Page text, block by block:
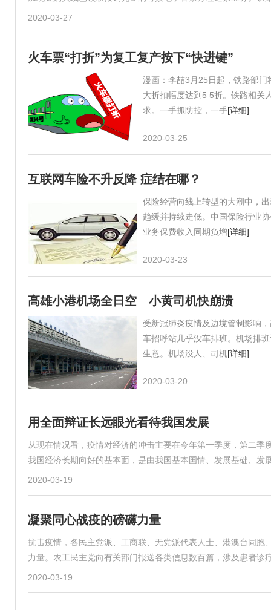
2020-03-27
火车票“打折”为复工复产按下“快进键”
漫画：李喆3月25日起，铁路部
大折扣幅度达到5 5折。铁路相关
求。一手抓防控，一手[详细]
2020-03-25
互联网车险不升反降 症结在哪？
保险经营向线上转型的大潮中，
趋缓并持续走低。中国保险行业
业务保费收入同期负增[详细]
2020-03-23
高雄小港机场全日空 小黄司机快崩溃
受新冠肺炎疫情及边境管制影响
车招呼站几乎没车排班。机场排
生意。机场没人、司机[详细]
2020-03-20
用全面辩证长远眼光看待我国发展
从现在情况看，疫情对经济的冲击主要在今年第一季度，第二
我国经济长期向好的基本面，是由我国基本国情、发展基础、发
2020-03-19
凝聚同心战疫的磅礴力量
抗击疫情，各民主党派、工商联、无党派代表人士、港澳台同
力量。农工民主党向有关部门报送各类信息数百篇，涉及患者诊
2020-03-19